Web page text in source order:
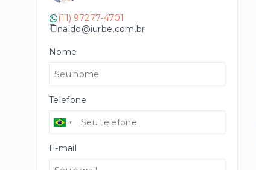
(11) 97277-4701
naldo@iurbe.com.br
Nome
Telefone
E-mail